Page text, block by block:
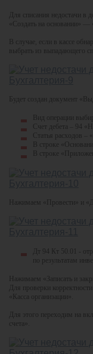
Для списания недостачи
«Создать на основании» —
В случае, если в кассе
выбрать из выпадающего
Будет создан документ
Вид операции
Счет дебета – 94
Статья расходов –
В строке
В строке
Нажимаем «Провести» и
Дт 94 Кт 50.01 -
по результатам
Нажимаем «Записать и
Для проверки
«Касса организации».
Для этого переходим на
счета».